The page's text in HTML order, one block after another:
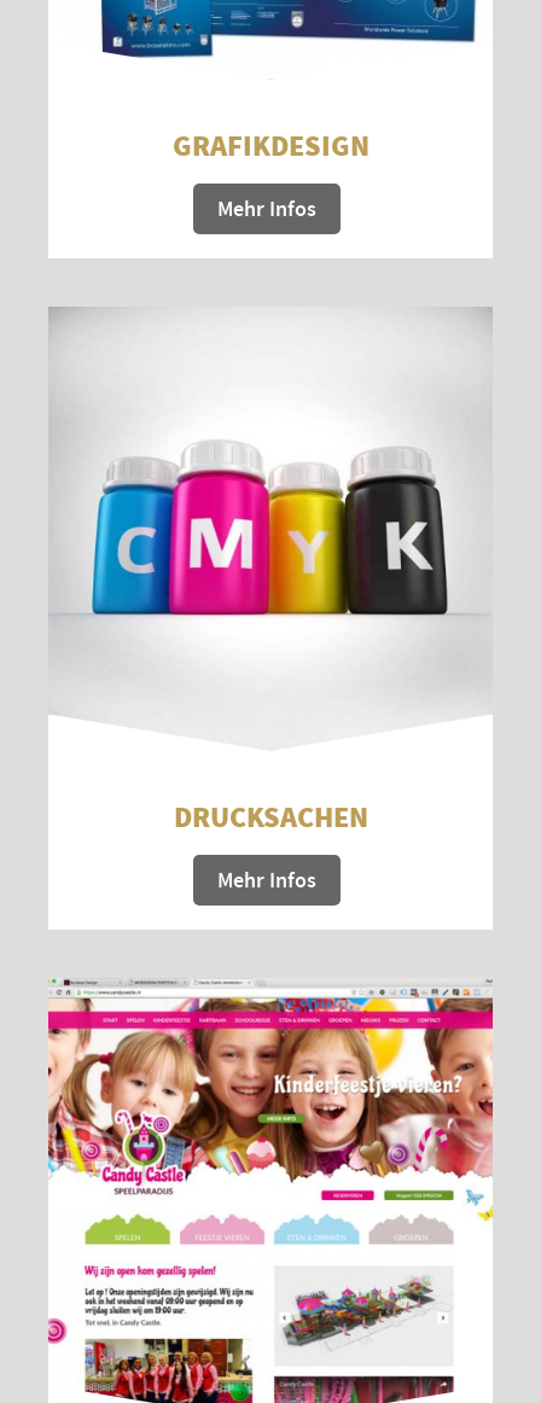
GRAFIKDESIGN
Mehr Infos
DRUCKSACHEN
Mehr Infos